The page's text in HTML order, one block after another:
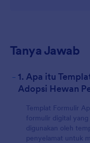
Tanya Jawab
- 1. Apa itu
Adopsi Hewan
Templat Formulir
formulir digital
digunakan oleh
penyelamat untuk